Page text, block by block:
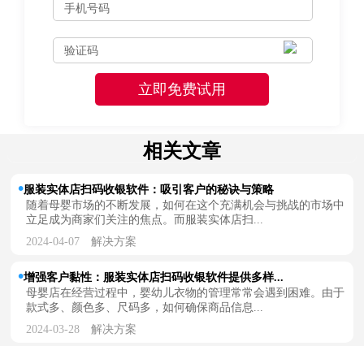
相关文章
服装实体店扫码收银软件：吸引客户的秘诀与策略
随着母婴市场的不断发展，如何在这个充满机会与挑战的市场中
立足成为商家们关注的焦点。而服装实体店扫...
2024-04-07 解决方案
增强客户黏性：服装实体店扫码收银软件提供多样...
母婴店在经营过程中，婴幼儿衣物的管理常常会遇到困难。由于
款式多、颜色多、尺码多，如何确保商品信息...
2024-03-28 解决方案